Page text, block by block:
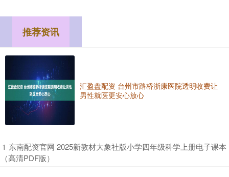
推荐资讯
汇盈盘配资 台州市路桥浙康医院透明收费让
男性就医更安心放心
1 ​东南配资官网 2025新教材大象社版小学四年级科学上册电子课本
（高清PDF版）